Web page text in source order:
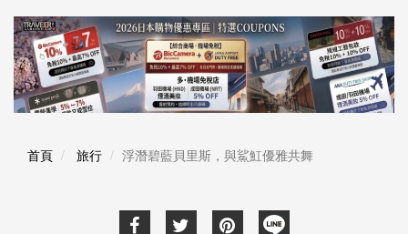
首頁 旅行 浮潛碧藍貝里斯，與鯊魟優雅共舞